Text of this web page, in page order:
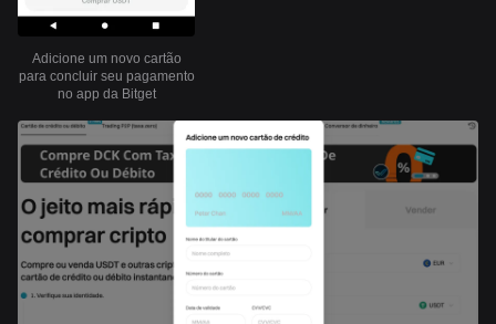
Adicione um novo cartão
para concluir seu pagamento
no app da Bitget